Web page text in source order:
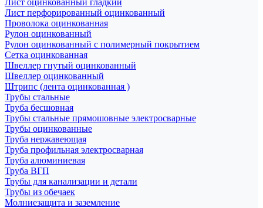
Лист оцинкованный гладкий
Лист перфорированный оцинкованный
Проволока оцинкованная
Рулон оцинкованный
Рулон оцинкованный с полимерный покрытием
Сетка оцинкованная
Швеллер гнутый оцинкованный
Швеллер оцинкованный
Штрипс (лента оцинкованная )
Трубы стальные
Труба бесшовная
Трубы стальные прямошовные электросварные
Трубы оцинкованные
Труба нержавеющая
Труба профильная электросварная
Труба алюминиевая
Труба ВГП
Трубы для канализации и детали
Трубы из обечаек
Молниезащита и заземление